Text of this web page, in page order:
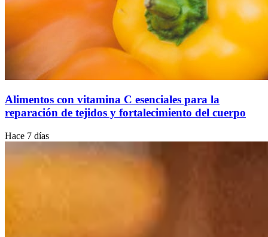
Alimentos con vitamina C esenciales para la
reparación de tejidos y fortalecimiento del cuerpo
Hace 7 días